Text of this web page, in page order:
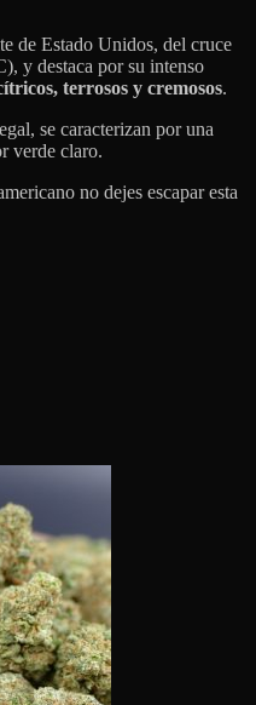
de Estado Unidos, del cruce
y destaca por su intenso
terrosos y cremosos.
se caracterizan por una
verde claro.
no dejes escapar esta